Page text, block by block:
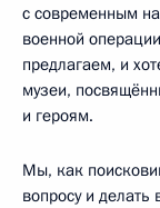
с современным
военной
предлагаем, и
музеи,
и героям.
Мы, как
вопросу и